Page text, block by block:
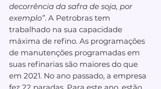
decorrência da safra de soja, por
exemplo”. A Petrobras tem
trabalhado na sua capacidade
máxima de refino. As programações
de manutenções programadas em
suas refinarias são maiores do que
em 2021. No ano passado, a empresa